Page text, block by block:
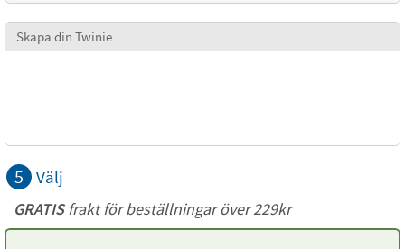
Skapa din Twinie
5 Välj
GRATISfrakt för beställningar över 229kr